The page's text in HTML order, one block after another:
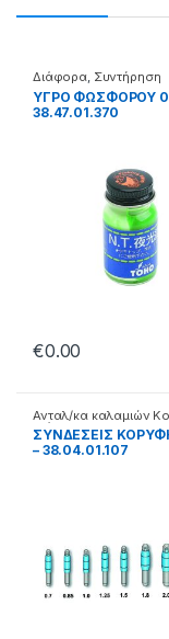
Διάφορα, Συντήρηση
ΥΓΡΟ ΦΩΣΦΟΡΟΥ
38.47.01.370
€0.00
Ανταλ/κα καλαμιών
Διάφορα
ΣΥΝΔΕΣΕΙΣ
– 38.04.01.107